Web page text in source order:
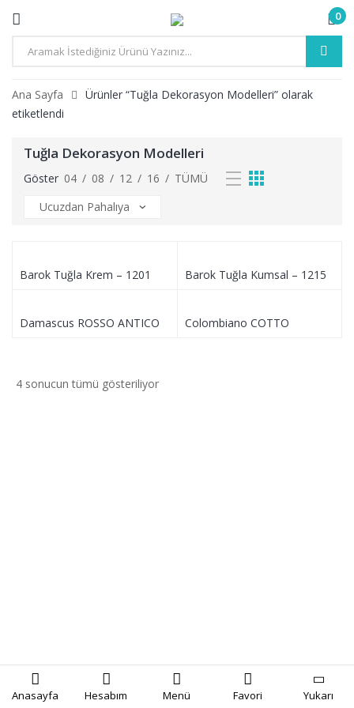
0
Anasayfa Hesabım Menü Favori Yukarı
Ana Sayfa
Ürünler “Tuğla Dekorasyon Modelleri” olarak
etiketlendi
Tuğla Dekorasyon Modelleri
Göster 04 / 08 / 12 / 16 / TÜMÜ
Barok Tuğla Krem – 1201 Barok Tuğla Kumsal – 1215
Damascus ROSSO ANTICO Colombiano COTTO
4 sonucun tümü gösteriliyor